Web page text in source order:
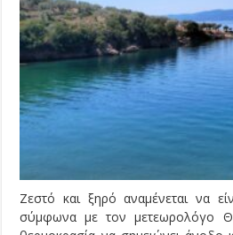
Ζεστό και ξηρό αναμένεται να
σύμφωνα με τον μετεωρολόγο